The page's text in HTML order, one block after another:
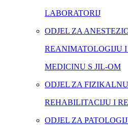
LABORATORIJ
ODJEL ZA
REANIMATOLOGIJU
MEDICINU S JIL-OM
ODJEL ZA
REHABILITACIJU I
ODJEL ZA